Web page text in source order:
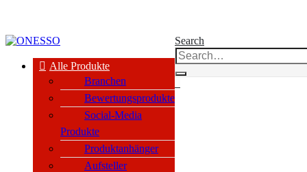
Alle Produkte
Branchen
Bewertungsprodukte
Social-Media
Produkte
Produktanhänger
Aufsteller
Search